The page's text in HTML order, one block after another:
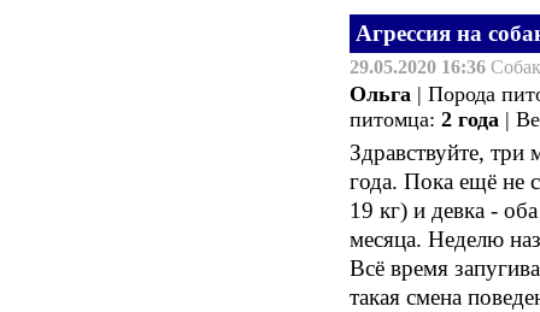
Агрессия на
29.05.2020 16:36
Ольга | Порода
питомца: 2 года |
Здравствуйте, три
года. Пока ещё не
19 кг) и девка -
месяца. Неделю
Всё время
такая смена